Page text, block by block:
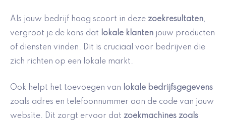
Als jouw bedrijf hoog scoort in deze zoekresultaten,
vergroot je de kans dat
lokale klanten jouw producten
of diensten vinden. Dit is cruciaal voor bedrijven die
zich richten op een lokale markt.
Ook helpt het toevoegen van lokale bedrijfsgegevens
zoals adres en telefoonnummer aan de code van jouw
website. Dit zorgt ervoor dat zoekmachines zoals